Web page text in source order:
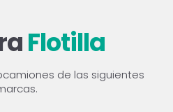
Flotilla
de las siguientes